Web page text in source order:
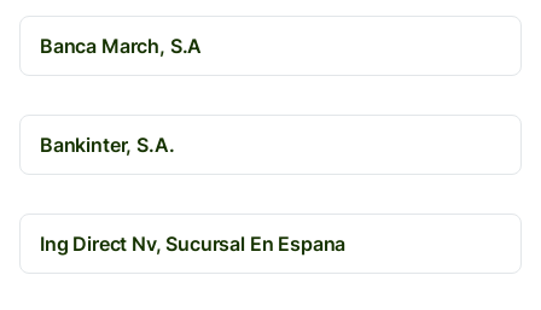
Banca March, S.A
Bankinter, S.A.
Ing Direct Nv, Sucursal En Espana